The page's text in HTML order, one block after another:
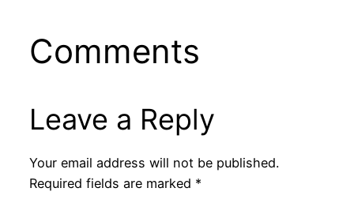
Comments
Leave a Reply
Your email address will not be published.
Required fields are marked *